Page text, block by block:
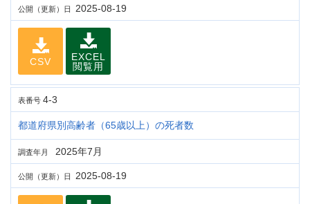
公開（更新）日 2025-08-19
CSV
EXCEL
閲覧用
表番号 4-3
都道府県別高齢者（65歳以上）の死者数
調査年月 2025年7月
公開（更新）日 2025-08-19